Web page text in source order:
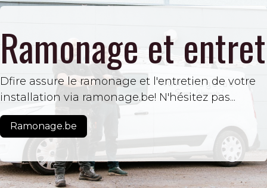
Ramonage et
Dfire assure le ramonage et l'entretien de votre
installation via ramonage.be! N'hésitez pas...
Ramonage.be